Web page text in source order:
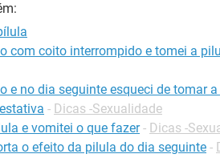
com coito interrompido e tomei a
e no dia seguinte esqueci de tomar
- Dicas -Sexualidade
e vomitei o que fazer - Dicas -
o efeito da pilula do dia seguinte -